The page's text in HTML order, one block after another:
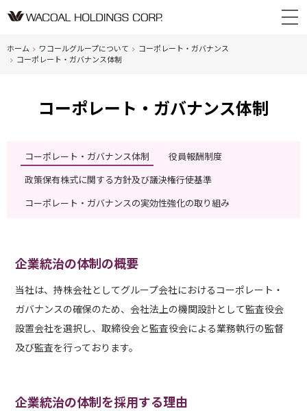
ホーム ワコールグループについて
コーポレート・ガバナンス
コーポレート・ガバナンス体制
コーポレート・ガバナンス体制
コーポレート・ガバナンス体制
役員報酬制度
政策保有株式に関する方針及び議決権行使基準
コーポレート・ガバナンスの実効性強化の取り組み
企業統治の体制の概要
当社は、持株会社としてグループ会社におけるコーポレート・
ガバナンスの確保のため、会社法上の機関設計として監査役会
設置会社を選択し、取締役会と監査役会による業務執行の監督
及び監査を行っております。
企業統治の体制を採用する理由